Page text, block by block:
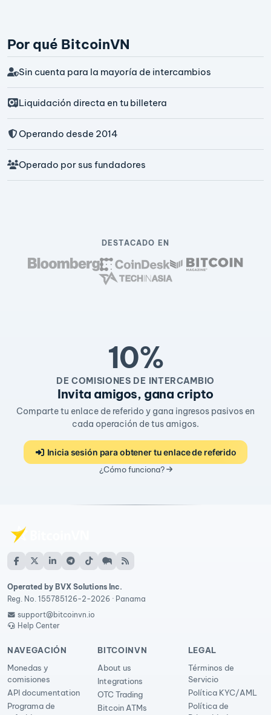
Por qué BitcoinVN
Sin cuenta para la mayoría de intercambios
Liquidación directa en tu billetera
Operando desde 2014
Operado por sus fundadores
DESTACADO EN
10%
DE COMISIONES DE INTERCAMBIO
Invita amigos, gana cripto
Comparte tu enlace de referido y gana ingresos pasivos en
cada operación de tus amigos.
Inicia sesión para obtener tu enlace de referido
¿Cómo funciona?
Operated by BVX Solutions Inc.
Reg. No. 155785126-2-2026 · Panama
support@bitcoinvn.io
Help Center
NAVEGACIÓN
Monedas y
comisiones
API documentation
Programa de
BITCOINVN
About us
Integrations
OTC Trading
Bitcoin ATMs
LEGAL
Términos de
Servicio
Política KYC/AML
Política de